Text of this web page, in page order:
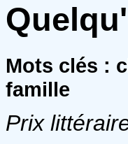
Mots clés :
famille
Prix